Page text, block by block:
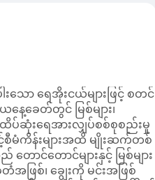
ြင်လာနေပြီ။ တရုတ်
ကျေးလက်လျှပ်စစ်ဖြန့်ဖြူး
စိုက်ပျိုးရေးခေတ်မီနည်း
တယ်။ မျိုးကောင်းမျိုးသန့်၊
ရှိပြီး သီးနှံအထွက်တိုးတက်
ရုတ်ဘက်ကကွန်ပျူတာ၊ ပညာ
ာမများသင်ကြားနည်းသင်တန်း
ြင်ပြောင်းလဲရေးကို
ယ်။ ကျွန်တော်နေတဲ့တိုက်ခန်းက
သည် တရုတ်ယဉ်ကျေးမှု၏နွေး
င်းမှန်နှင့် စိတ်အားထက်သန်ကြ
ညီတောင်းခံသည့်အခါ ၎င်း
ေးပြီး အသင့်ကူညီပေး
လုပ်ငန်းလေထုသည် နိုင်ငံတစ်ဝှမ်း
းနှင့် လမ်းများသည် နှစ်ပေါင်း
ြည့်နှက်နေပြီး သဘာဝရှုခင်း
တိုင်းတွင် ၎င်း၏ထူးခြားသော
းနှင့် ပြည်သူများ၏
ာစေရာတွင် တရုတ်နှင့်
မ်း ပံ့ပိုးပေးခဲ့ကြပြီး
င်းများစွာအတွက် ကြွယ်ဝ
င်းစေရန် အတူတကွ လုပ်ဆောင်
းသော ရေအိုးငယ်များဖြင့် စတင်
ေ့ခေတ်တွင် မြစ်များ၊
ပ်ဆုံးရေအားလျှပ်စစ်စုစည်းမှု
မံကိန်းများအထိ မျိုးဆက်တစ်
ာင်တောင်များနှင့် မြစ်များ
ြစ်၊ ချွေးကို မင်းအဖြစ်